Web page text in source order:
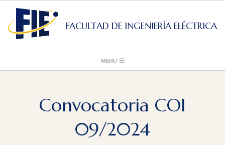
content
FACULTAD DE INGENIERÍA ELÉCTRICA
Navigation
MENU
Convocatoria COI
09/2024